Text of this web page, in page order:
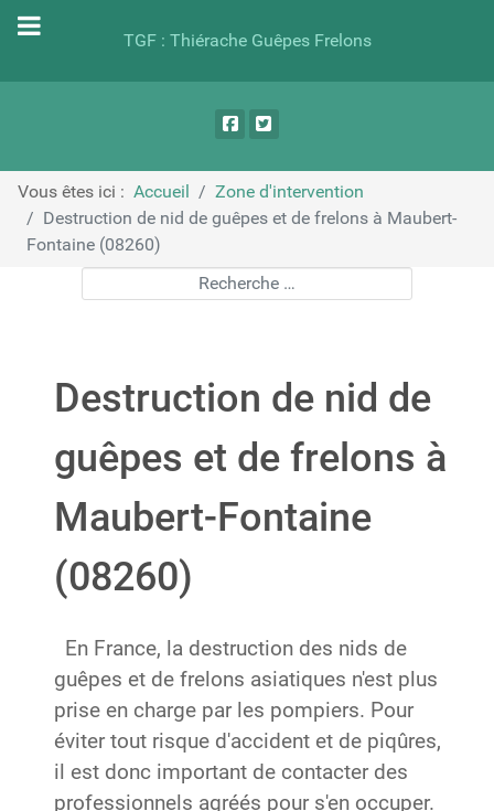
TGF : Thiérache Guêpes Frelons
Vous êtes ici : Accueil
Zone d'intervention
Destruction de nid de guêpes et de frelons à Maubert-
Fontaine (08260)
Destruction de nid de
guêpes et de frelons à
Maubert-Fontaine
(08260)
En France, la destruction des nids de
guêpes et de frelons asiatiques n'est plus
prise en charge par les pompiers. Pour
éviter tout risque d'accident et de piqûres,
il est donc important de contacter des
professionnels agréés pour s'en occuper.